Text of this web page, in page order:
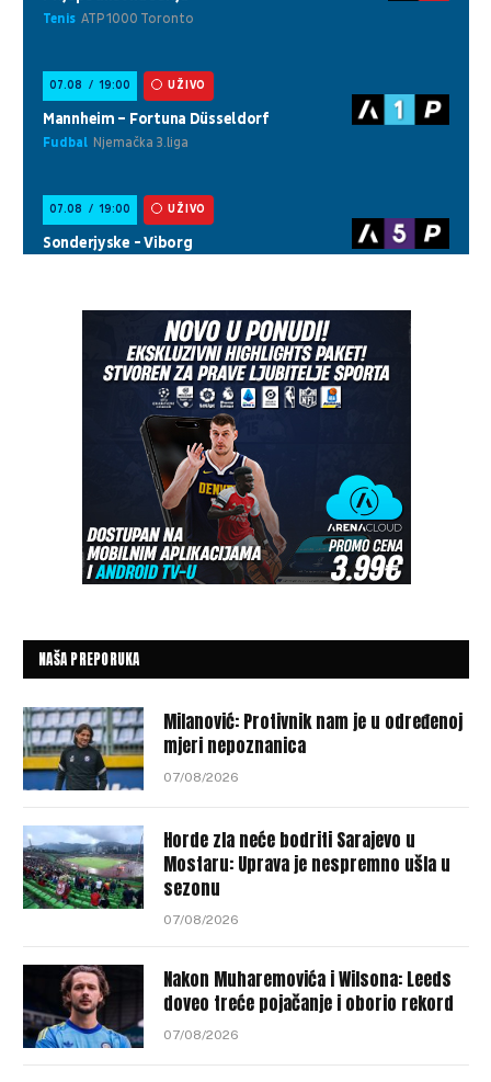
NAŠA PREPORUKA
Milanović: Protivnik nam je u određenoj
mjeri nepoznanica
07/08/2026
Horde zla neće bodriti Sarajevo u
Mostaru: Uprava je nespremno ušla u
sezonu
07/08/2026
Nakon Muharemovića i Wilsona: Leeds
doveo treće pojačanje i oborio rekord
07/08/2026